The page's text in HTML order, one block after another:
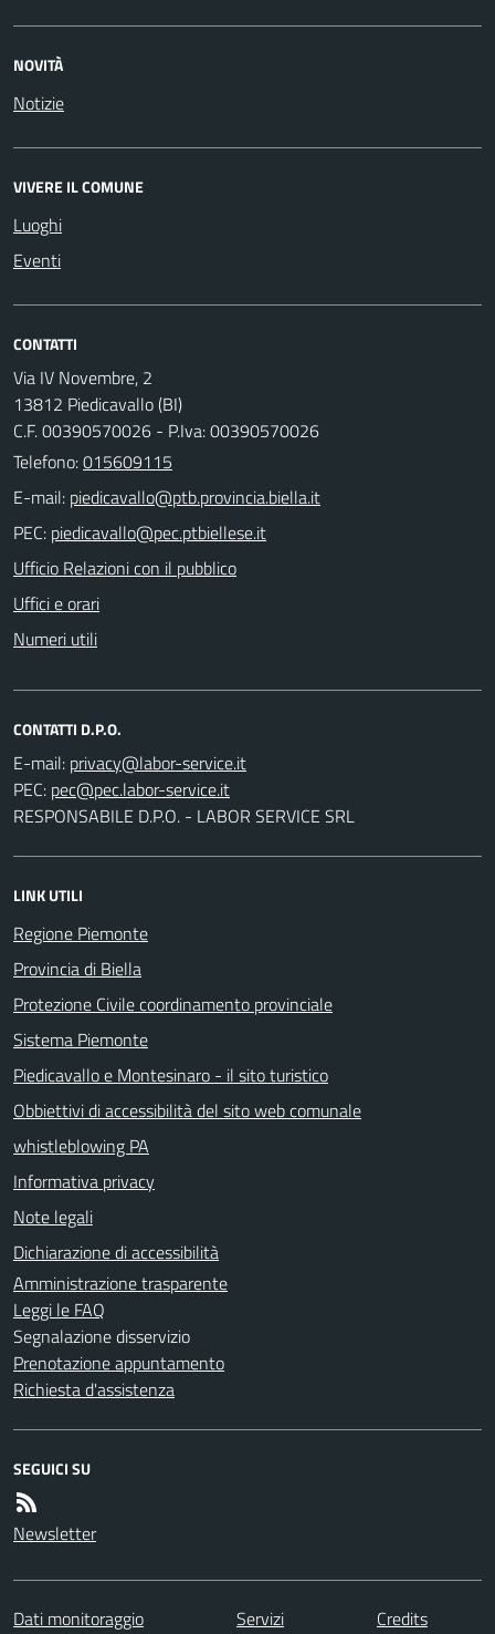
NOVITÀ
Notizie
VIVERE IL COMUNE
Luoghi
Eventi
CONTATTI
Via IV Novembre, 2
13812 Piedicavallo (BI)
C.F. 00390570026 - P.Iva: 00390570026
Telefono:015609115
E-mail:
PEC:
Ufficio Relazioni con il pubblico
Uffici e orari
Numeri utili
CONTATTI D.P.O.
E-mail:
PEC:
RESPONSABILE D.P.O. - LABOR SERVICE SRL
LINK UTILI
Regione Piemonte
Provincia di Biella
Protezione Civile coordinamento provinciale
Sistema Piemonte
Piedicavallo e Montesinaro - il sito turistico
Obbiettivi di accessibilità del sito web comunale
whistleblowing PA
Informativa privacy
Note legali
Dichiarazione di accessibilità
Amministrazione trasparente
Leggi le FAQ
Segnalazione disservizio
Prenotazione appuntamento
Richiesta d'assistenza
SEGUICI SU
Newsletter
Dati monitoraggio Servizi
Credits